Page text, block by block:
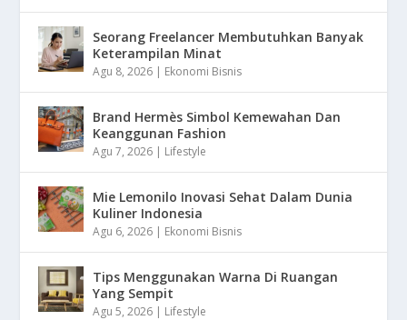
Seorang Freelancer Membutuhkan Banyak
Keterampilan Minat
Agu 8, 2026 | Ekonomi Bisnis
Brand Hermès Simbol Kemewahan Dan
Keanggunan Fashion
Agu 7, 2026 | Lifestyle
Mie Lemonilo Inovasi Sehat Dalam Dunia
Kuliner Indonesia
Agu 6, 2026 | Ekonomi Bisnis
Tips Menggunakan Warna Di Ruangan
Yang Sempit
Agu 5, 2026 | Lifestyle